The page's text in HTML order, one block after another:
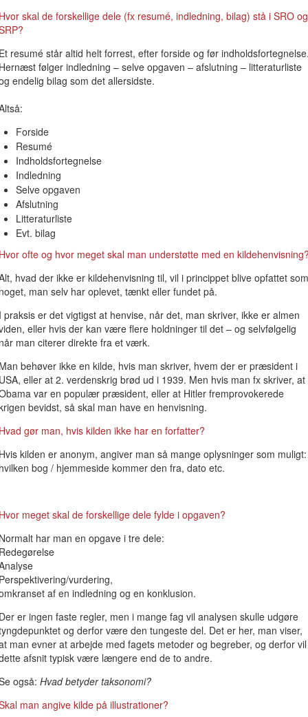
skal de forskellige dele (fx resumé, indledning, bilag) stå i SRO og
resumé står altid helt forrest, efter forside og før
følger indledning – selve opgaven – afslutning – litteraturliste
endelig bilag som det allersidste.
Forside
Resumé
Indholdsfortegnelse
Indledning
Selve opgaven
Afslutning
Litteraturliste
Evt. bilag
ofte og hvor meget skal man understøtte med en
hvad der ikke er kildehenvisning til, vil i princippet blive opfattet som
man selv har oplevet, tænkt eller fundet på.
praksis er det vigtigst at henvise, når det, man skriver, ikke er almen
eller hvis der kan være flere holdninger til det – og selvfølgelig
man citerer direkte fra et værk.
behøver ikke en kilde, hvis man skriver, hvem der er præsident i
eller at 2. verdenskrig brød ud i 1939. Men hvis man fx skriver, at
var en populær præsident, eller at Hitler fremprovokerede
bevidst, så skal man have en henvisning.
gør man, hvis kilden ikke har en forfatter?
kilden er anonym, angiver man så mange oplysninger som muligt:
bog / hjemmeside kommer den fra, dato etc.
meget skal de forskellige dele fylde i opgaven?
har man en opgave i tre dele:
vurdering,
af en indledning og en konklusion.
er ingen faste regler, men i mange fag vil analysen skulle udgøre
og derfor være den tungeste del. Det er her, man viser,
man evner at arbejde med fagets metoder og begreber, og derfor vil
afsnit typisk være længere end de to andre.
også: Hvad betyder taksonomi?
man angive kilde på illustrationer?